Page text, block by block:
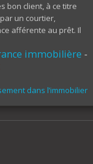
bon client, à ce titre
un courtier,
afférente au prêt. Il
immobilière -
dans l’immobilier